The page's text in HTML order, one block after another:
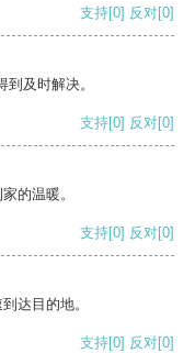
支持[0] 反对[0]
及时解决。
支持[0] 反对[0]
的温暖。
支持[0] 反对[0]
达目的地。
支持[0] 反对[0]